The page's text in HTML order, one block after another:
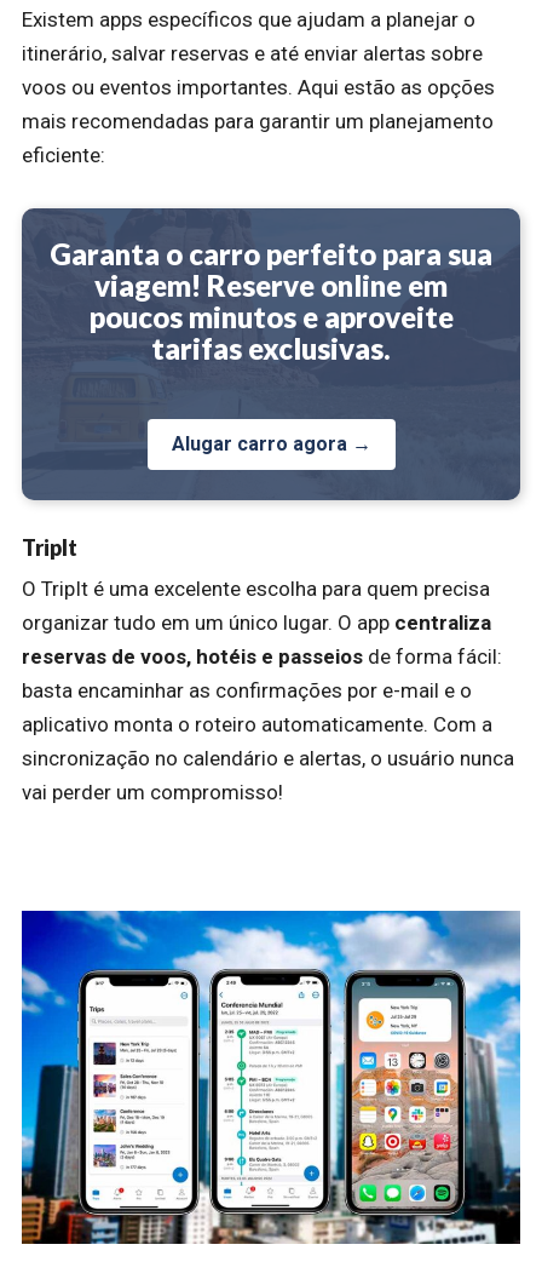
Existem apps específicos que ajudam a planejar o
itinerário, salvar reservas e até enviar alertas sobre
voos ou eventos importantes. Aqui estão as opções
mais recomendadas para garantir um planejamento
eficiente:
Garanta o carro perfeito para sua
viagem! Reserve online em
poucos minutos e aproveite
tarifas exclusivas.
Alugar carro agora →
TripIt
O TripIt é uma excelente escolha para quem precisa
organizar tudo em um único lugar. O app centraliza
reservas de voos, hotéis e passeios de forma fácil:
basta encaminhar as confirmações por e-mail e o
aplicativo monta o roteiro automaticamente. Com a
sincronização no calendário e alertas, o usuário nunca
vai perder um compromisso!